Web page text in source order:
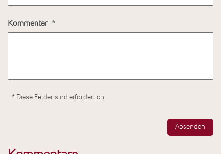
Kommentar
* Diese Felder sind erforderlich
Absenden